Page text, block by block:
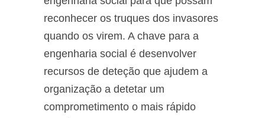
reconhecer os truques dos invasores
quando os virem. A chave para a
engenharia social é desenvolver
recursos de deteção que ajudem a
organização a detetar um
comprometimento o mais rápido